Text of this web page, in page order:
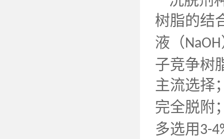
树脂的结
液（NaOH
子竞争树
主流选择
完全脱附
多选用3-